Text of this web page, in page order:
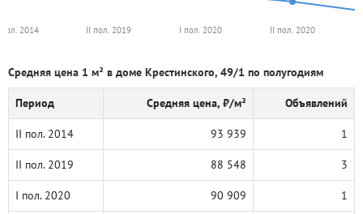
2014 II пол. 2019 I пол. 2020 II пол. 2020
Средняя цена 1 м² в доме Крестинского, 49/1 по полугодиям
Период Средняя цена, ₽/м² Объявлений
II пол. 2014 93 939 1
II пол. 2019 88 548 3
I пол. 2020 90 909 1